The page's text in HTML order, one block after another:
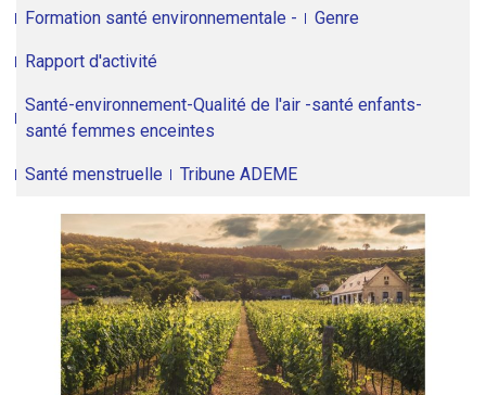
Formation santé environnementale - Genre
Rapport d'activité
Santé-environnement-Qualité de l'air -santé enfants-
santé femmes enceintes
Santé menstruelle Tribune ADEME